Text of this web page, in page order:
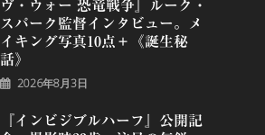
ヴ・ウォー 恐⻯戦争』ルーク・
スパーク監督インタビュー。メ
イキング写真10点＋《誕⽣秘
話》
2026年8月3日
『インビジブルハーフ』公開記